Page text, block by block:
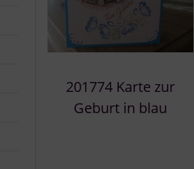
201774 Karte zur
Geburt in blau